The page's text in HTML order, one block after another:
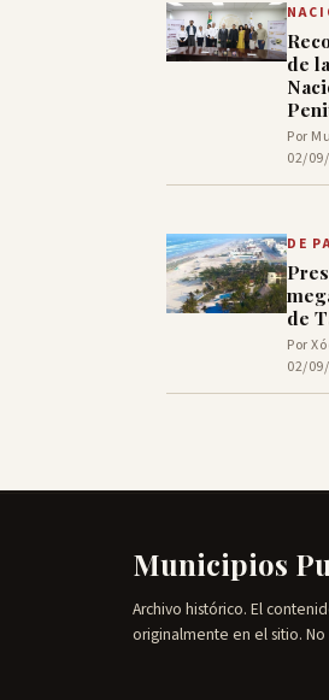
de
Por
02/
DE
de
Por
02/
Municipios
Archivo histórico. El
originalmente en el sitio.